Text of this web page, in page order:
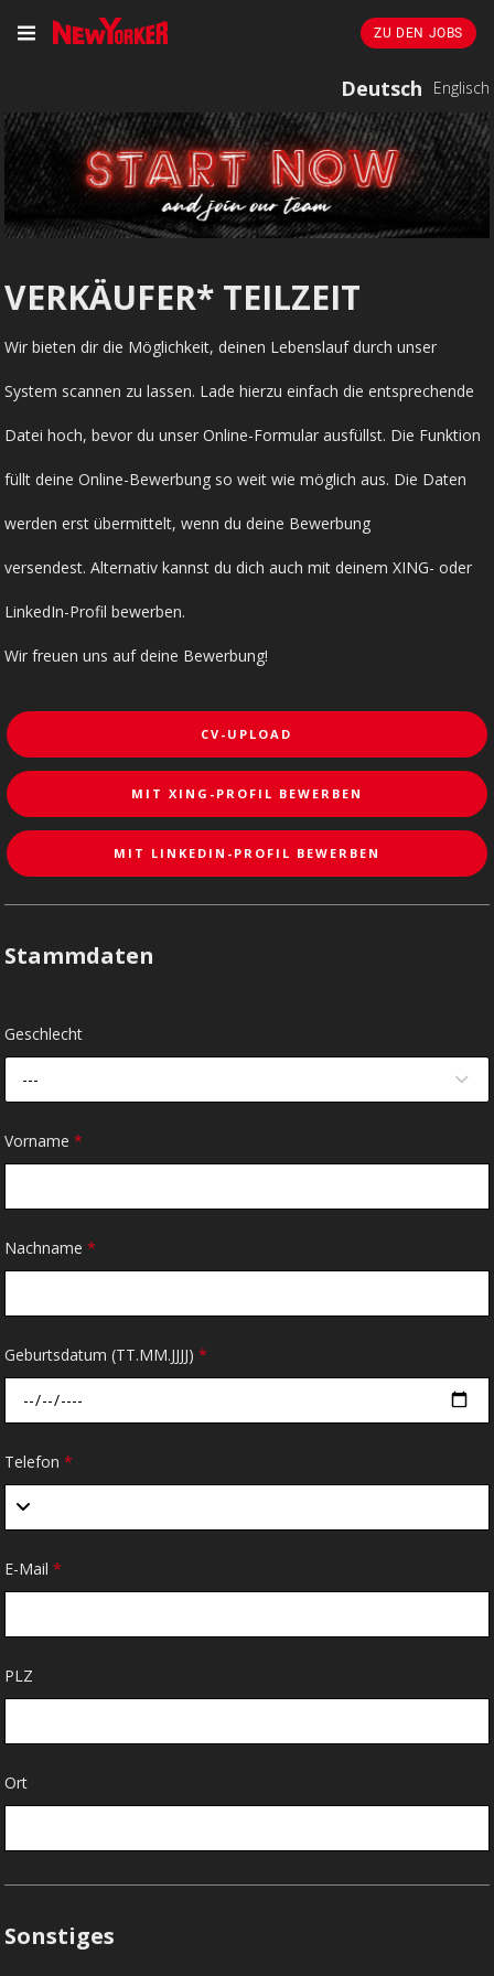
ZU DEN JOBS
Deutsch Englisch
VERKÄUFER* TEILZEIT
Wir bieten dir die Möglichkeit, deinen Lebenslauf durch unser
System scannen zu lassen. Lade hierzu einfach die entsprechende
Datei hoch, bevor du unser Online-Formular ausfüllst. Die Funktion
füllt deine Online-Bewerbung so weit wie möglich aus. Die Daten
werden erst übermittelt, wenn du deine Bewerbung
versendest. Alternativ kannst du dich auch mit deinem XING- oder
LinkedIn-Profil bewerben.
Wir freuen uns auf deine Bewerbung!
CV-UPLOAD
MIT XING-PROFIL BEWERBEN
MIT LINKEDIN-PROFIL BEWERBEN
Stammdaten
Geschlecht
---
Vorname*
Nachname*
Geburtsdatum (TT.MM.JJJJ)*
Telefon*
E-Mail*
PLZ
Ort
Sonstiges